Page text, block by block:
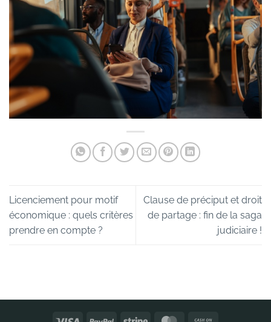
Licenciement pour motif
économique : quels critères
prendre en compte ?
Clause de préciput et droit
de partage : fin de la saga
judiciaire !